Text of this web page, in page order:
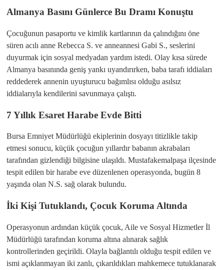
​Almanya Basını Günlerce Bu Dramı Konuştu
​Çocuğunun pasaportu ve kimlik kartlarının da çalındığını öne
süren acılı anne Rebecca S. ve anneannesi Gabi S., seslerini
duyurmak için sosyal medyadan yardım istedi. Olay kısa sürede
Almanya basınında geniş yankı uyandırırken, baba tarafı iddiaları
reddederek annenin uyuşturucu bağımlısı olduğu asılsız
iddialarıyla kendilerini savunmaya çalıştı.
​7 Yıllık Esaret Harabe Evde Bitti
​Bursa Emniyet Müdürlüğü ekiplerinin dosyayı titizlikle takip
etmesi sonucu, küçük çocuğun yıllardır babanın akrabaları
tarafından gizlendiği bilgisine ulaşıldı. Mustafakemalpaşa ilçesinde
tespit edilen bir harabe eve düzenlenen operasyonda, bugün 8
yaşında olan N.S. sağ olarak bulundu.
​İki Kişi Tutuklandı, Çocuk Koruma Altında
​Operasyonun ardından küçük çocuk, Aile ve Sosyal Hizmetler İl
Müdürlüğü tarafından koruma altına alınarak sağlık
kontrollerinden geçirildi. Olayla bağlantılı olduğu tespit edilen ve
ismi açıklanmayan iki zanlı, çıkarıldıkları mahkemece tutuklanarak